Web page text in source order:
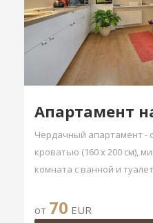
Aпартамент
Чердачный апартамент -
кроватью (160 х 200 см),
комната с ванной и
от 70 EUR